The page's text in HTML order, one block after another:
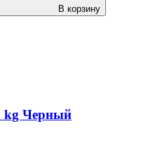
В корзину
kg Черный